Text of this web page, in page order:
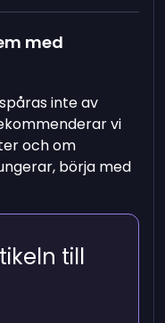
med
inte av
vi
och om
börja med
till